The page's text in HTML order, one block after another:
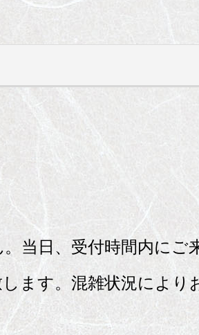
当日、受付時間内にご
ます。混雑状況により